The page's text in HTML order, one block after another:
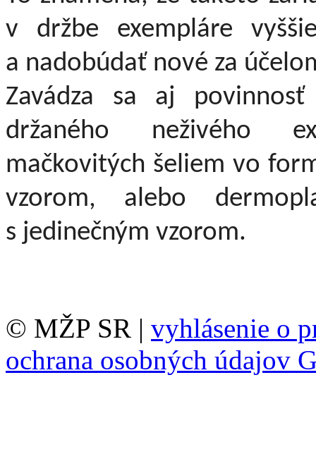
v držbe exempláre
a nadobúdať nové za
Zavádza sa aj
držaného neživého
mačkovitých šeliem vo
vzorom, alebo
s jedinečným vzorom.
© MŽP SR | vyhlásenie o
ochrana osobných údajov